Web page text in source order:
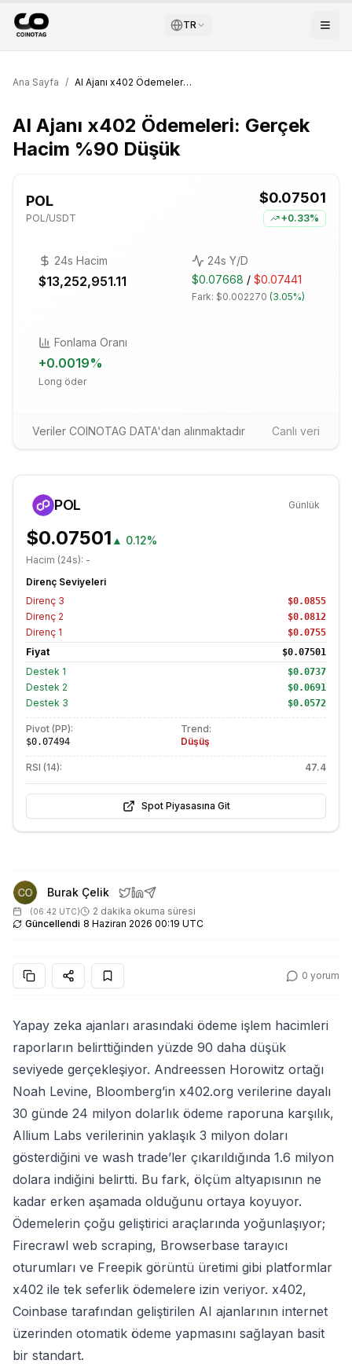
TR
Ana Sayfa / AI Ajanı x402 Ödemeleri: Gerçek Hacim %90 Düşük
AI Ajanı x402 Ödemeleri: Gerçek
Hacim %90 Düşük
POL
POL/USDT
$0.07501
+0.33%
24s Hacim
$13,252,951.11
24s Y/D
$0.07668 / $0.07441
Fark: $0.002270 (3.05%)
Fonlama Oranı
+0.0019%
Long öder
Veriler COINOTAG DATA'dan alınmaktadır Canlı veri
POL Günlük
$0.07501 ▲ 0.12%
Hacim (24s): -
Direnç Seviyeleri
Direnç 3 $0.0855
Direnç 2 $0.0812
Direnç 1 $0.0755
Fiyat $0.07501
Destek 1 $0.0737
Destek 2 $0.0691
Destek 3 $0.0572
Pivot (PP):
$0.07494
Trend:
Düşüş
RSI (14): 47.4
Spot Piyasasına Git
Burak Çelik
(06:42 UTC)
2 dakika okuma süresi
Güncellendi 8 Haziran 2026 00:19 UTC
0 yorum
Yapay zeka ajanları arasındaki ödeme işlem hacimleri
raporların belirttiğinden yüzde 90 daha düşük
seviyede gerçekleşiyor. Andreessen Horowitz ortağı
Noah Levine, Bloomberg’in x402.org verilerine dayalı
30 günde 24 milyon dolarlık ödeme raporuna karşılık,
Allium Labs verilerinin yaklaşık 3 milyon doları
gösterdiğini ve wash trade’ler çıkarıldığında 1.6 milyon
dolara indiğini belirtti. Bu fark, ölçüm altyapısının ne
kadar erken aşamada olduğunu ortaya koyuyor.
Ödemelerin çoğu geliştirici araçlarında yoğunlaşıyor;
Firecrawl web scraping, Browserbase tarayıcı
oturumları ve Freepik görüntü üretimi gibi platformlar
x402 ile tek seferlik ödemelere izin veriyor. x402,
Coinbase tarafından geliştirilen AI ajanlarının internet
üzerinden otomatik ödeme yapmasını sağlayan basit
bir standart.